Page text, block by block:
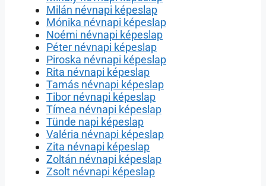
Milán névnapi képeslap
Mónika névnapi képeslap
Noémi névnapi képeslap
Péter névnapi képeslap
Piroska névnapi képeslap
Rita névnapi képeslap
Tamás névnapi képeslap
Tibor névnapi képeslap
Tímea névnapi képeslap
Tünde napi képeslap
Valéria névnapi képeslap
Zita névnapi képeslap
Zoltán névnapi képeslap
Zsolt névnapi képeslap